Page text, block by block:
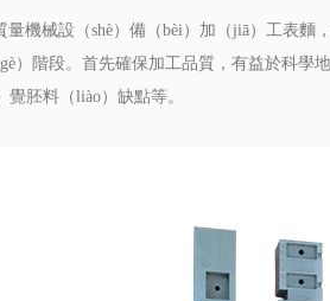
機械設（shè）備（bèi）加（jiā）工表
gè）階段。首先確保加工品質，有益於科
胚料（liào）缺點等。